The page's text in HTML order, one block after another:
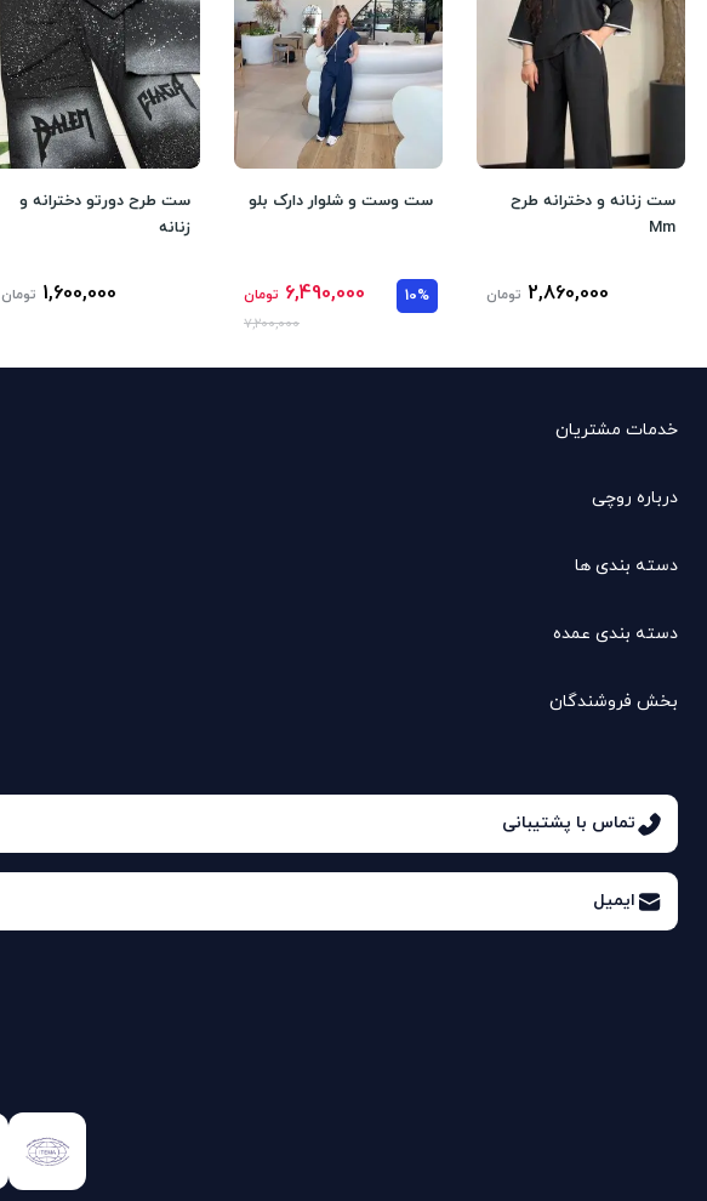
ست زنانه و دخترانه طرح
Mm
2,860,000 تومان
ست وست و شلوار دارک بلو
10%
6,490,000 تومان
7,200,000
ست طرح دورتو دخترانه و
زنانه
1,600,000 تومان
خدمات مشتریان
درباره روچی
دسته بندی ها
دسته بندی عمده
بخش فروشندگان
تماس با پشتیبانی
ایمیل